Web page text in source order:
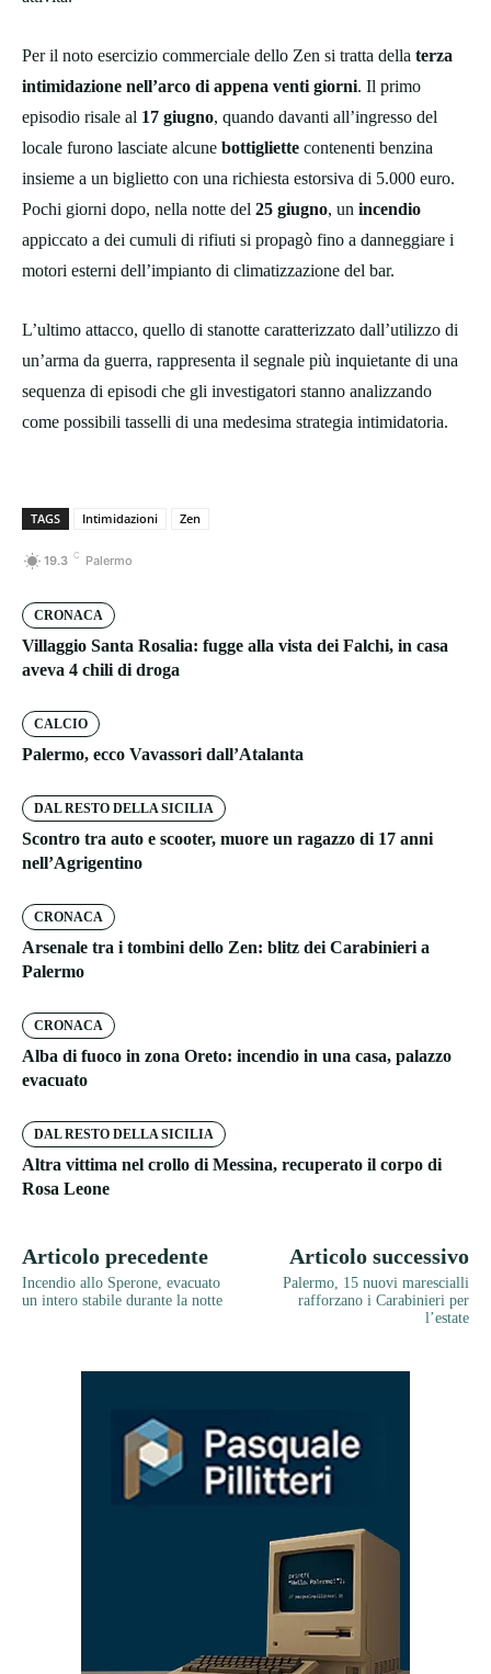
Per il noto esercizio commerciale dello Zen si tratta della terza
intimidazione nell’arco di appena venti giorni. Il primo
episodio risale al 17 giugno, quando davanti all’ingresso del
locale furono lasciate alcune bottigliette contenenti benzina
insieme a un biglietto con una richiesta estorsiva di 5.000 euro.
Pochi giorni dopo, nella notte del 25 giugno, un incendio
appiccato a dei cumuli di rifiuti si propagò fino a danneggiare i
motori esterni dell’impianto di climatizzazione del bar.
L’ultimo attacco, quello di stanotte caratterizzato dall’utilizzo di
un’arma da guerra, rappresenta il segnale più inquietante di una
sequenza di episodi che gli investigatori stanno analizzando
come possibili tasselli di una medesima strategia intimidatoria.
TAGS Intimidazioni Zen
19.3 C Palermo
CRONACA
Villaggio Santa Rosalia: fugge alla vista dei Falchi, in casa
aveva 4 chili di droga
CALCIO
Palermo, ecco Vavassori dall’Atalanta
DAL RESTO DELLA SICILIA
Scontro tra auto e scooter, muore un ragazzo di 17 anni
nell’Agrigentino
CRONACA
Arsenale tra i tombini dello Zen: blitz dei Carabinieri a
Palermo
CRONACA
Alba di fuoco in zona Oreto: incendio in una casa, palazzo
evacuato
DAL RESTO DELLA SICILIA
Altra vittima nel crollo di Messina, recuperato il corpo di
Rosa Leone
Articolo precedente
Incendio allo Sperone, evacuato
un intero stabile durante la notte
Articolo successivo
Palermo, 15 nuovi marescialli
rafforzano i Carabinieri per
l’estate